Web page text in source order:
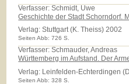
Verfasser: Schmidt, Uwe
Geschichte der Stadt Schorndorf.
Verlag:Stuttgart (K. Theiss) 2002
Seiten Abb: 726 S.
Verfasser: Schmauder, Andreas
Württemberg im Aufstand. Der
Verlag: Leinfelden-Echterdingen
Seiten Abb: 328 S.